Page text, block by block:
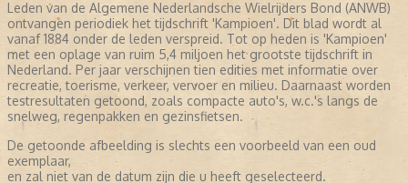
Leden van de Algemene Nederlandsche Wielrijders Bond (ANWB)
ontvangen periodiek het tijdschrift 'Kampioen'. Dit blad wordt al
vanaf 1884 onder de leden verspreid. Tot op heden is 'Kampioen'
met een oplage van ruim 5,4 miljoen het grootste tijdschrift in
Nederland. Per jaar verschijnen tien edities met informatie over
recreatie, toerisme, verkeer, vervoer en milieu. Daarnaast worden
testresultaten getoond, zoals compacte auto's, w.c.'s langs de
snelweg, regenpakken en gezinsfietsen.
De getoonde afbeelding is slechts een voorbeeld van een oud
exemplaar,
en zal niet van de datum zijn die u heeft geselecteerd.